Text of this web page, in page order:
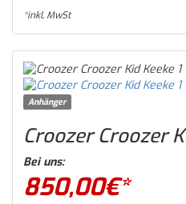
*inkl. MwSt
Anhänger
Croozer Croozer
Bei uns:
850,00€*